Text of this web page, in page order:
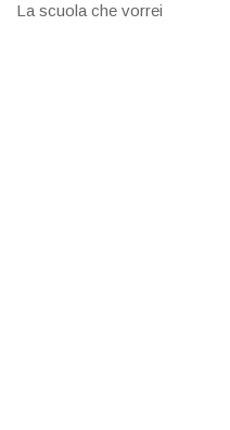
La scuola che vorrei